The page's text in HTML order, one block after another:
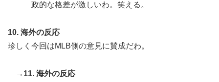
政的な格差が激しいわ。笑える。
10. 海外の反応
珍しく今回はMLB側の意見に賛成だわ。
→11. 海外の反応